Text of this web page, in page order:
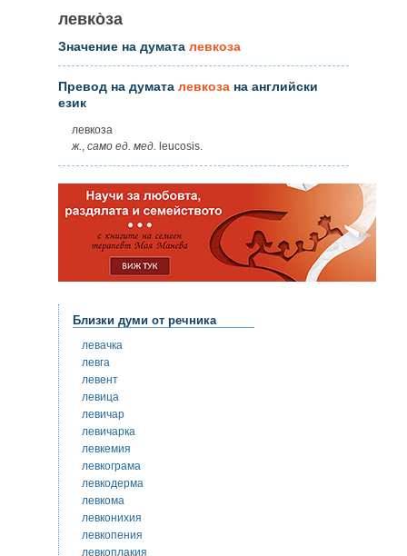
левко̀за
Значение на думата левкоза
Превод на думата левкоза на английски
език
левкоза
ж. само ед. мед. leucosis.
Близки думи от речника
левачка
левга
левент
левица
левичар
левичарка
левкемия
левкограма
левкодерма
левкома
левконихия
левкопения
левкоплакия